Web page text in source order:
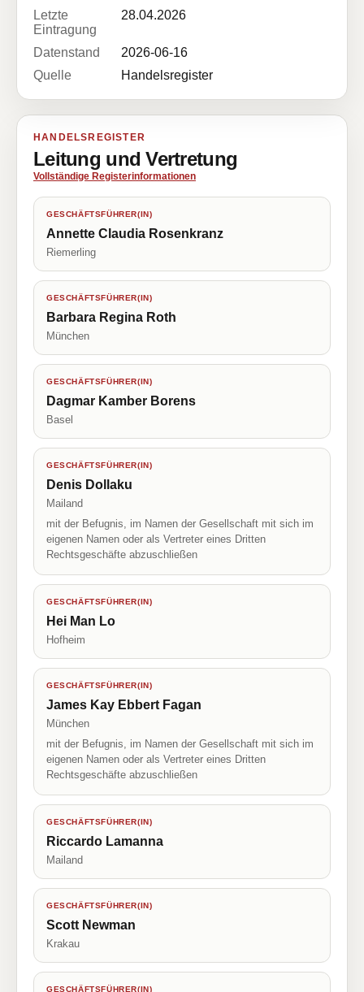
Letzte
Eintragung
28.04.2026
Datenstand
2026-06-16
Quelle
Handelsregister
HANDELSREGISTER
Leitung und Vertretung
Vollständige Registerinformationen
GESCHÄFTSFÜHRER(IN)
Annette Claudia Rosenkranz
Riemerling
GESCHÄFTSFÜHRER(IN)
Barbara Regina Roth
München
GESCHÄFTSFÜHRER(IN)
Dagmar Kamber Borens
Basel
GESCHÄFTSFÜHRER(IN)
Denis Dollaku
Mailand
mit der Befugnis, im Namen der Gesellschaft mit sich im
eigenen Namen oder als Vertreter eines Dritten
Rechtsgeschäfte abzuschließen
GESCHÄFTSFÜHRER(IN)
Hei Man Lo
Hofheim
GESCHÄFTSFÜHRER(IN)
James Kay Ebbert Fagan
München
mit der Befugnis, im Namen der Gesellschaft mit sich im
eigenen Namen oder als Vertreter eines Dritten
Rechtsgeschäfte abzuschließen
GESCHÄFTSFÜHRER(IN)
Riccardo Lamanna
Mailand
GESCHÄFTSFÜHRER(IN)
Scott Newman
Krakau
GESCHÄFTSFÜHRER(IN)